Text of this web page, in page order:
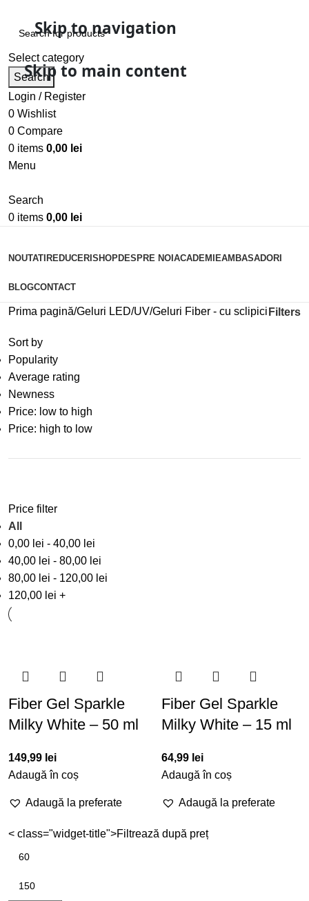
Skip to navigation
Skip to main content
Select category
Search
Login / Register
0 Wishlist
0 Compare
0 items 0,00 lei
Menu
Search
0 items 0,00 lei
NOUTATI REDUCERI SHOPDESPRE NOI ACADEMIEAMBASADORI
BLOGCONTACT
< class="widget-title">Filtrează după preț
Prima pagină Geluri LED/UV Geluri Fiber - cu sclipici Filters
Sort by
Popularity
Average rating
Newness
Price: low to high
Price: high to low
Price filter
All
0,00 lei - 40,00 lei
40,00 lei - 80,00 lei
80,00 lei - 120,00 lei
120,00 lei +
Fiber Gel Sparkle
Milky White – 50 ml
149,99 lei
Adaugă în coș
Adaugă la preferate
Fiber Gel Sparkle
Milky White – 15 ml
64,99 lei
Adaugă în coș
Adaugă la preferate